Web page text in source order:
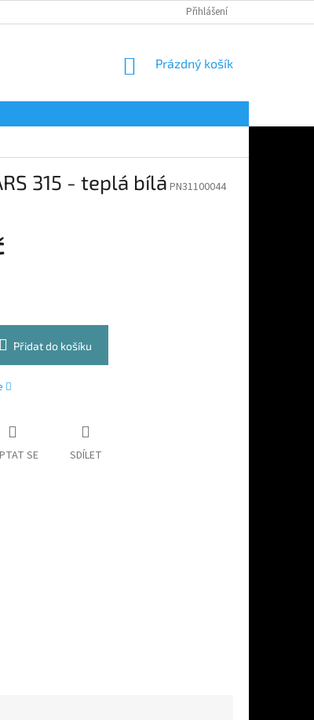
Přihlášení
NÁKUPNÍ
Prázdný košík
315 - teplá bílá PN31100044
Přidat do košíku
SE SDÍLET